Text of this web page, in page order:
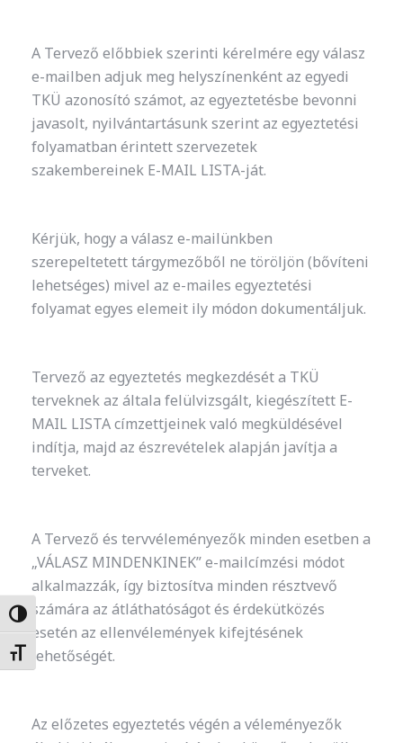
Nagy kontraszt váltása
Betűméret váltása
A Tervező előbbiek szerinti kérelmére egy válasz
e-mailben adjuk meg helyszínenként az egyedi
TKÜ azonosító számot, az egyeztetésbe bevonni
javasolt, nyilvántartásunk szerint az egyeztetési
folyamatban érintett szervezetek
szakembereinek E-MAIL LISTA-ját.
Kérjük, hogy a válasz e-mailünkben
szerepeltetett tárgymezőből ne töröljön (bővíteni
lehetséges) mivel az e-mailes egyeztetési
folyamat egyes elemeit ily módon dokumentáljuk.
Tervező az egyeztetés megkezdését a TKÜ
terveknek az általa felülvizsgált, kiegészített E-
MAIL LISTA címzettjeinek való megküldésével
indítja, majd az észrevételek alapján javítja a
terveket.
A Tervező és tervvéleményezők minden esetben a
„VÁLASZ MINDENKINEK” e-mailcímzési módot
alkalmazzák, így biztosítva minden résztvevő
számára az átláthatóságot és érdekütközés
esetén az ellenvélemények kifejtésének
lehetőségét.
Az előzetes egyeztetés végén a véleményezők